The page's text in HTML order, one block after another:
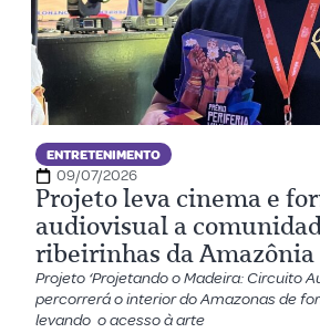
ENTRETENIMENTO
09/07/2026
Projeto leva cinema e
audiovisual a
ribeirinhas da Amazônia
Projeto ‘Projetando o Madeira: Circuito
percorrerá o interior do Amazonas de
levando o acesso à arte